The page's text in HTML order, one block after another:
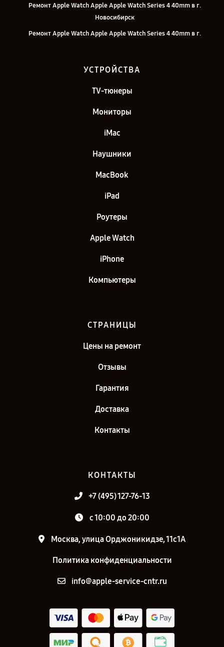
Ремонт Apple Watch Apple Apple Watch Series 4 40mm в г.
Новосибирск
Ремонт Apple Watch Apple Apple Watch Series 4 40mm в г.
Екатеринбург
Ремонт Apple Watch Apple Apple Watch Series 4 40mm в г. Казань
Петербург
УСТРОЙСТВА
TV-тюнеры
Мониторы
iMac
Наушники
MacBook
iPad
Роутеры
Apple Watch
iPhone
Компьютеры
СТРАНИЦЫ
Цены на ремонт
Отзывы
Гарантия
Доставка
Контакты
КОНТАКТЫ
+7 (495) 127-76-13
с 10:00 до 20:00
Москва, улица Орджоникидзе, 11с1А
Политика конфиденциальности
info@apple-service-cntr.ru